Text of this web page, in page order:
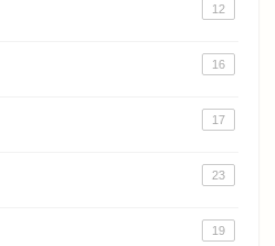
12
16
17
23
19